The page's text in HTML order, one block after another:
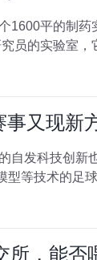
的制药实验室
事又现新
自发科技创
等技术的足
，能否